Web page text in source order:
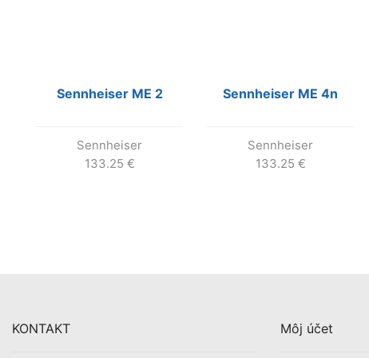
Sennheiser ME 2
Sennheiser
133.25 €
Sennheiser ME 4n
Sennheiser
133.25 €
KONTAKT Môj účet